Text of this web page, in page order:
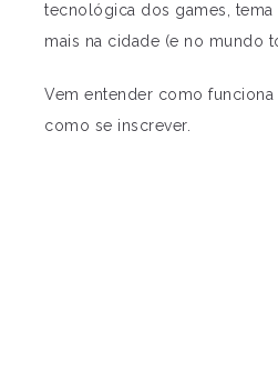
tecnológica dos games, tema
mais na cidade (e no mundo
Vem entender como
como se inscrever.